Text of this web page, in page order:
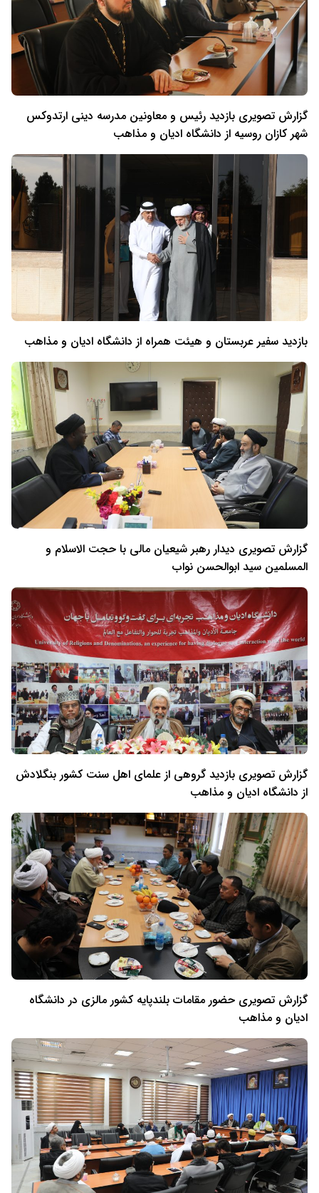
گزارش تصویری بازدید رئیس و معاونین مدرسه دینی ارتدوکس
شهر کازان روسیه از دانشگاه ادیان و مذاهب
بازدید سفیر عربستان و هیئت همراه از دانشگاه ادیان و مذاهب
گزارش تصویری دیدار رهبر شیعیان مالی با حجت الاسلام و
المسلمین سید ابوالحسن نواب
گزارش تصویری بازدید گروهی از علمای اهل سنت کشور بنگلادش
از دانشگاه ادیان و مذاهب
گزارش تصویری حضور مقامات بلندپایه کشور مالزی در دانشگاه
ادیان و مذاهب